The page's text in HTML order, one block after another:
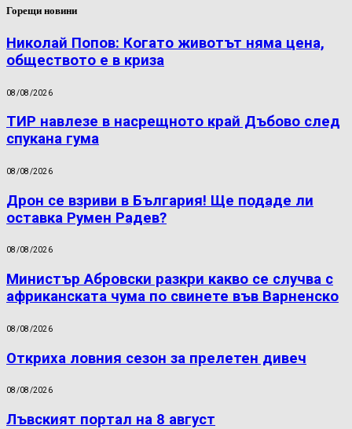
Горещи новини
Николай Попов: Когато животът няма цена,
обществото е в криза
08/08/2026
ТИР навлезе в насрещното край Дъбово след
спукана гума
08/08/2026
Дрон се взриви в България! Ще подаде ли
оставка Румен Радев?
08/08/2026
Министър Абровски разкри какво се случва с
африканската чума по свинете във Варненско
08/08/2026
Откриха ловния сезон за прелетен дивеч
08/08/2026
Лъвският портал на 8 август